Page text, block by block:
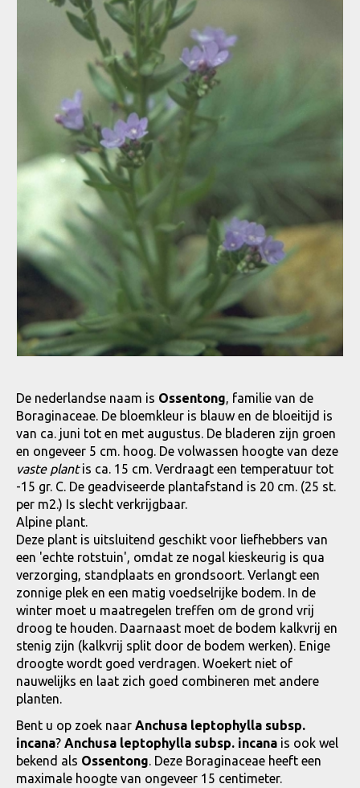
De nederlandse naam is Ossentong, familie van de
Boraginaceae. De bloemkleur is blauw en de bloeitijd is
van ca. juni tot en met augustus. De bladeren zijn groen
en ongeveer 5 cm. hoog. De volwassen hoogte van deze
vaste plantis ca. 15 cm. Verdraagt een temperatuur tot
-15 gr. C. De geadviseerde plantafstand is 20 cm. (25 st.
per m2.) Is slecht verkrijgbaar.
Alpine plant.
Deze plant is uitsluitend geschikt voor liefhebbers van
een 'echte rotstuin', omdat ze nogal kieskeurig is qua
verzorging, standplaats en grondsoort. Verlangt een
zonnige plek en een matig voedselrijke bodem. In de
winter moet u maatregelen treffen om de grond vrij
droog te houden. Daarnaast moet de bodem kalkvrij en
stenig zijn (kalkvrij split door de bodem werken). Enige
droogte wordt goed verdragen. Woekert niet of
nauwelijks en laat zich goed combineren met andere
planten.
Bent u op zoek naar Anchusa leptophylla subsp.
incana? Anchusa leptophylla subsp. incana is ook wel
bekend als Ossentong. Deze Boraginaceae heeft een
maximale hoogte van ongeveer 15 centimeter.